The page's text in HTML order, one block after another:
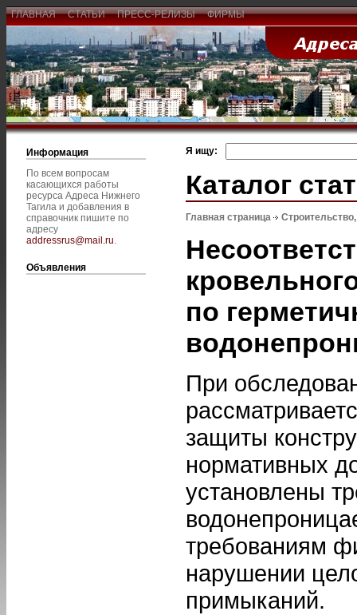
ГЛАВНАЯ СТАТЬИ ПРЕСС-РЕЛИЗЫ ФИРМЫ
Информация
По всем вопросам
касающихся работы
ресурса Адреса Нижнего
Тагила и добавления в
справочник пишите по
адресу
addressrus@mail.ru.
Объявления
Я ищу:
Каталог
Главная страница
по
При
защиты
нормативных
установлены
требованиям
нарушении
примыканий.